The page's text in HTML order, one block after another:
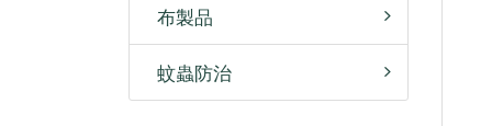
布製品
蚊蟲防治